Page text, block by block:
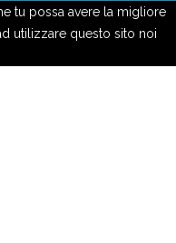
tu possa avere la migliore
utilizzare questo sito noi